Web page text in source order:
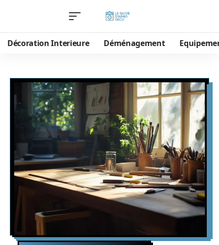
Décoration Interieure Déménagement